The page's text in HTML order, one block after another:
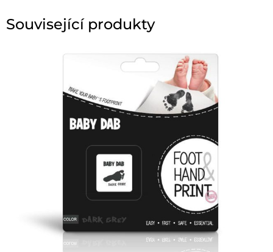
Související produkty